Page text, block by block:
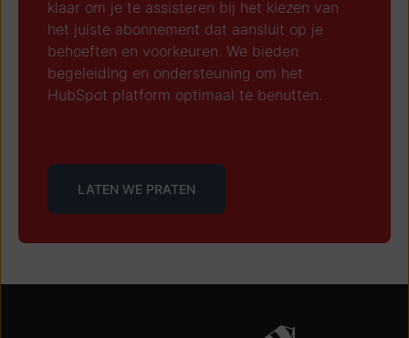
klaar om je te assisteren bij het kiezen van
het juiste abonnement dat aansluit op je
behoeften en voorkeuren. We bieden
begeleiding en ondersteuning om het
HubSpot platform optimaal te benutten.
LATEN WE PRATEN